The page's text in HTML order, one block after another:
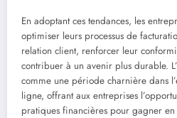
En adoptant ces tendances, les
optimiser leurs processus de
relation client, renforcer leur
contribuer à un avenir plus durable.
comme une période charnière dans
ligne, offrant aux entreprises
pratiques financières pour gagner